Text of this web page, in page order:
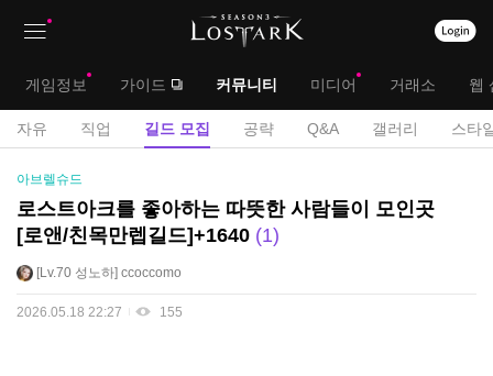
대
메
게임정보 가이드 커뮤니티 미디어 거래소 웹
서
메
뉴
자유 직업 길드 모집 공략 Q&A 갤러리 스타
길
드
모
집
게
판
아브렐슈드
로스트아크를 좋아하는 따뜻한 사람들이 모인곳
[로앤/친목만렙길드]+1640 1
Lv.70 성노하 ccoccomo
2026.05.18 22:27 155